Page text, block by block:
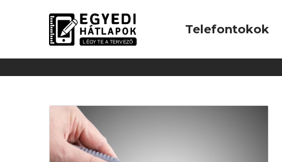
Telefontokok